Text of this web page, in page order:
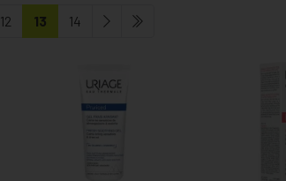
12 13 14